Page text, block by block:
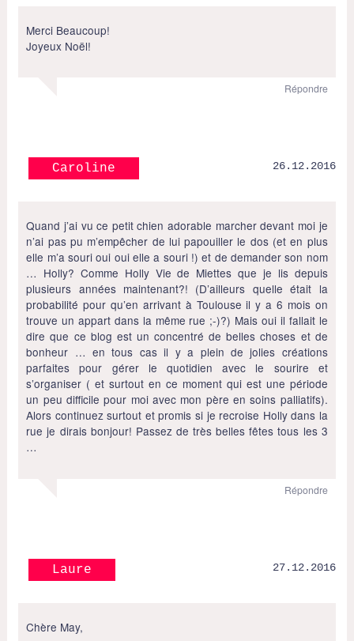
Merci Beaucoup!
Joyeux Noël!
Répondre
Caroline 26.12.2016
Quand j’ai vu ce petit chien adorable marcher devant moi je
n’ai pas pu m’empêcher de lui papouiller le dos (et en plus
elle m’a souri oui oui elle a souri !) et de demander son nom
… Holly? Comme Holly Vie de Miettes que je lis depuis
plusieurs années maintenant?! (D’ailleurs quelle était la
probabilité pour qu’en arrivant à Toulouse il y a 6 mois on
trouve un appart dans la même rue ;-)?) Mais oui il fallait le
dire que ce blog est un concentré de belles choses et de
bonheur … en tous cas il y a plein de jolies créations
parfaites pour gérer le quotidien avec le sourire et
s’organiser ( et surtout en ce moment qui est une période
un peu difficile pour moi avec mon père en soins palliatifs).
Alors continuez surtout et promis si je recroise Holly dans la
rue je dirais bonjour! Passez de très belles fêtes tous les 3
…
Répondre
Laure 27.12.2016
Chère May,